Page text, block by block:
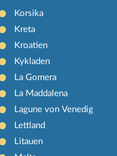
Korsika
Kreta
Kroatien
Kykladen
La Gomera
La Maddalena
Lagune von Venedig
Lettland
Litauen